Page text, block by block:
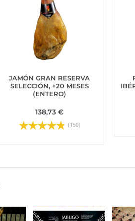
JAMÓN GRAN RESERVA
SELECCIÓN, +20 MESES
(ENTERO)
138,73 €
(150)